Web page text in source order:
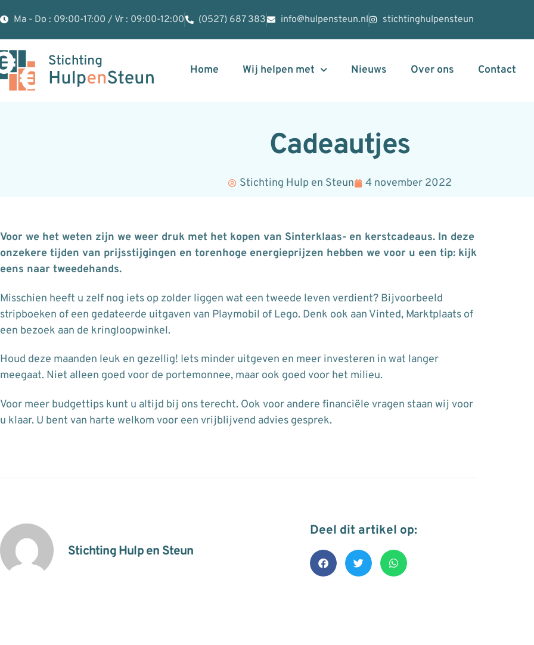
Ma - Do : 09:00-17:00 / Vr : 09:00-12:00 (0527) 687 383 info@hulpensteun.nl stichtinghulpensteun
Home Wij helpen met Nieuws Over ons Contact
Cadeautjes
Stichting Hulp en Steun 4 november 2022
Voor we het weten zijn we weer druk met het kopen van Sinterklaas- en kerstcadeaus. In deze
onzekere tijden van prijsstijgingen en torenhoge energieprijzen hebben we voor u een tip: kijk
eens naar tweedehands.
Misschien heeft u zelf nog iets op zolder liggen wat een tweede leven verdient? Bijvoorbeeld
stripboeken of een gedateerde uitgaven van Playmobil of Lego. Denk ook aan Vinted, Marktplaats of
een bezoek aan de kringloopwinkel.
Houd deze maanden leuk en gezellig! Iets minder uitgeven en meer investeren in wat langer
meegaat. Niet alleen goed voor de portemonnee, maar ook goed voor het milieu.
Voor meer budgettips kunt u altijd bij ons terecht. Ook voor andere financiële vragen staan wij voor
u klaar. U bent van harte welkom voor een vrijblijvend advies gesprek.
Stichting Hulp en Steun
Deel dit artikel op: